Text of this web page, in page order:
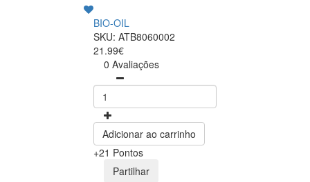
BIO-OIL
SKU: ATB8060002
21.99€
0 Avaliações
Adicionar ao carrinho
+21 Pontos
Partilhar